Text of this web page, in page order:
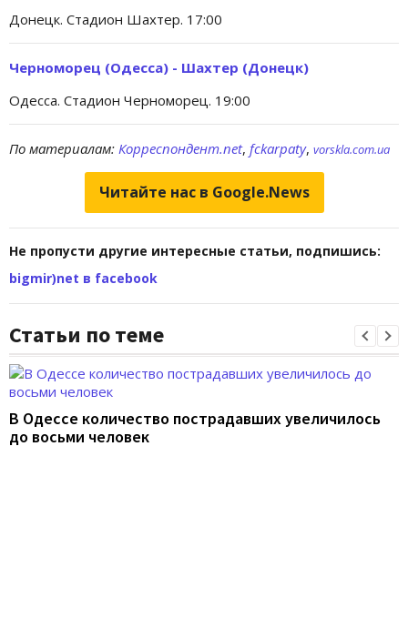
Донецк. Стадион Шахтер. 17:00
Черноморец (Одесса) - Шахтер (Донецк)
Одесса. Стадион Черноморец. 19:00
По материалам: Корреспондент.net, fckarpaty, vorskla.com.ua
Читайте нас в Google.News
Не пропусти другие интересные статьи, подпишись:
bigmir)net в facebook
Статьи по теме
В Одессе количество пострадавших увеличилось
до восьми человек